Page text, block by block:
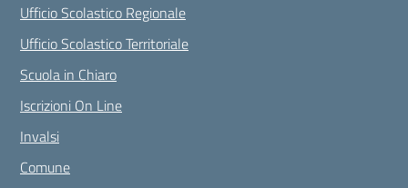
Ufficio Scolastico Regionale
Ufficio Scolastico Territoriale
Scuola in Chiaro
Iscrizioni On Line
Invalsi
Comune